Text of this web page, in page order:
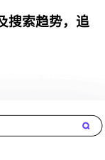
搜索趋势，追